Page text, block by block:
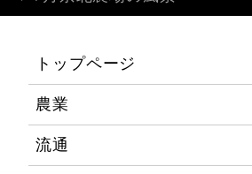
トップページ
農業
流通